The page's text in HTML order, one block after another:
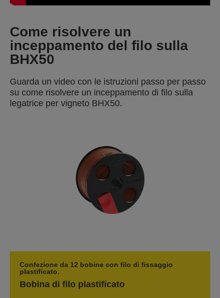
Come risolvere un
inceppamento del filo sulla
BHX50
Guarda un video con le istruzioni passo per passo
su come risolvere un inceppamento di filo sulla
legatrice per vigneto BHX50.
Confezione da 12 bobine con filo di fissaggio
plastificato.
Bobina di filo plastificato